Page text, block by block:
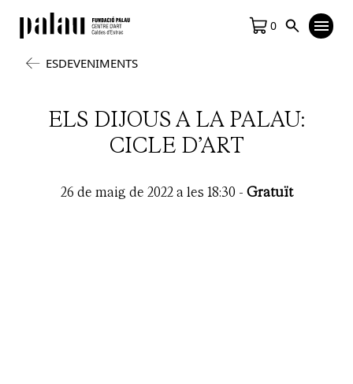
0
ESDEVENIMENTS
ELS DIJOUS A LA PALAU:
CICLE D’ART
26 de maig de 2022 a les 18:30 - Gratuït